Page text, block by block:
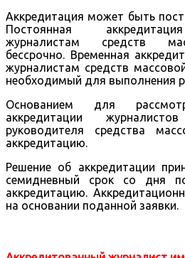
Аккредитация может быть
Постоянная
журналистам средств
бессрочно. Временная
журналистам средств
необходимый для выполнения
Основанием для
аккредитации
руководителя средства
аккредитацию.
Решение об аккредитации
семидневный срок со дня
аккредитацию.
на основании поданной заявки.